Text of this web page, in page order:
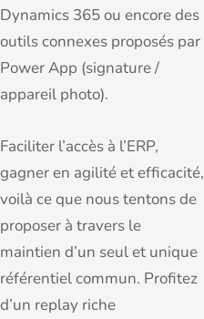
Dynamics 365 ou encore des
outils connexes proposés par
Power App (signature /
appareil photo).
Faciliter l’accès à l’ERP,
gagner en agilité et efficacité,
voilà ce que nous tentons de
proposer à travers le
maintien d’un seul et unique
référentiel commun. Profitez
d’un replay riche